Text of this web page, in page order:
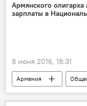
Армянского
зарплаты в
8 июня 2016, 18:31
Армения